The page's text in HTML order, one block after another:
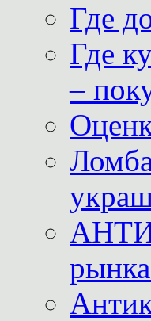
Где
Где
–